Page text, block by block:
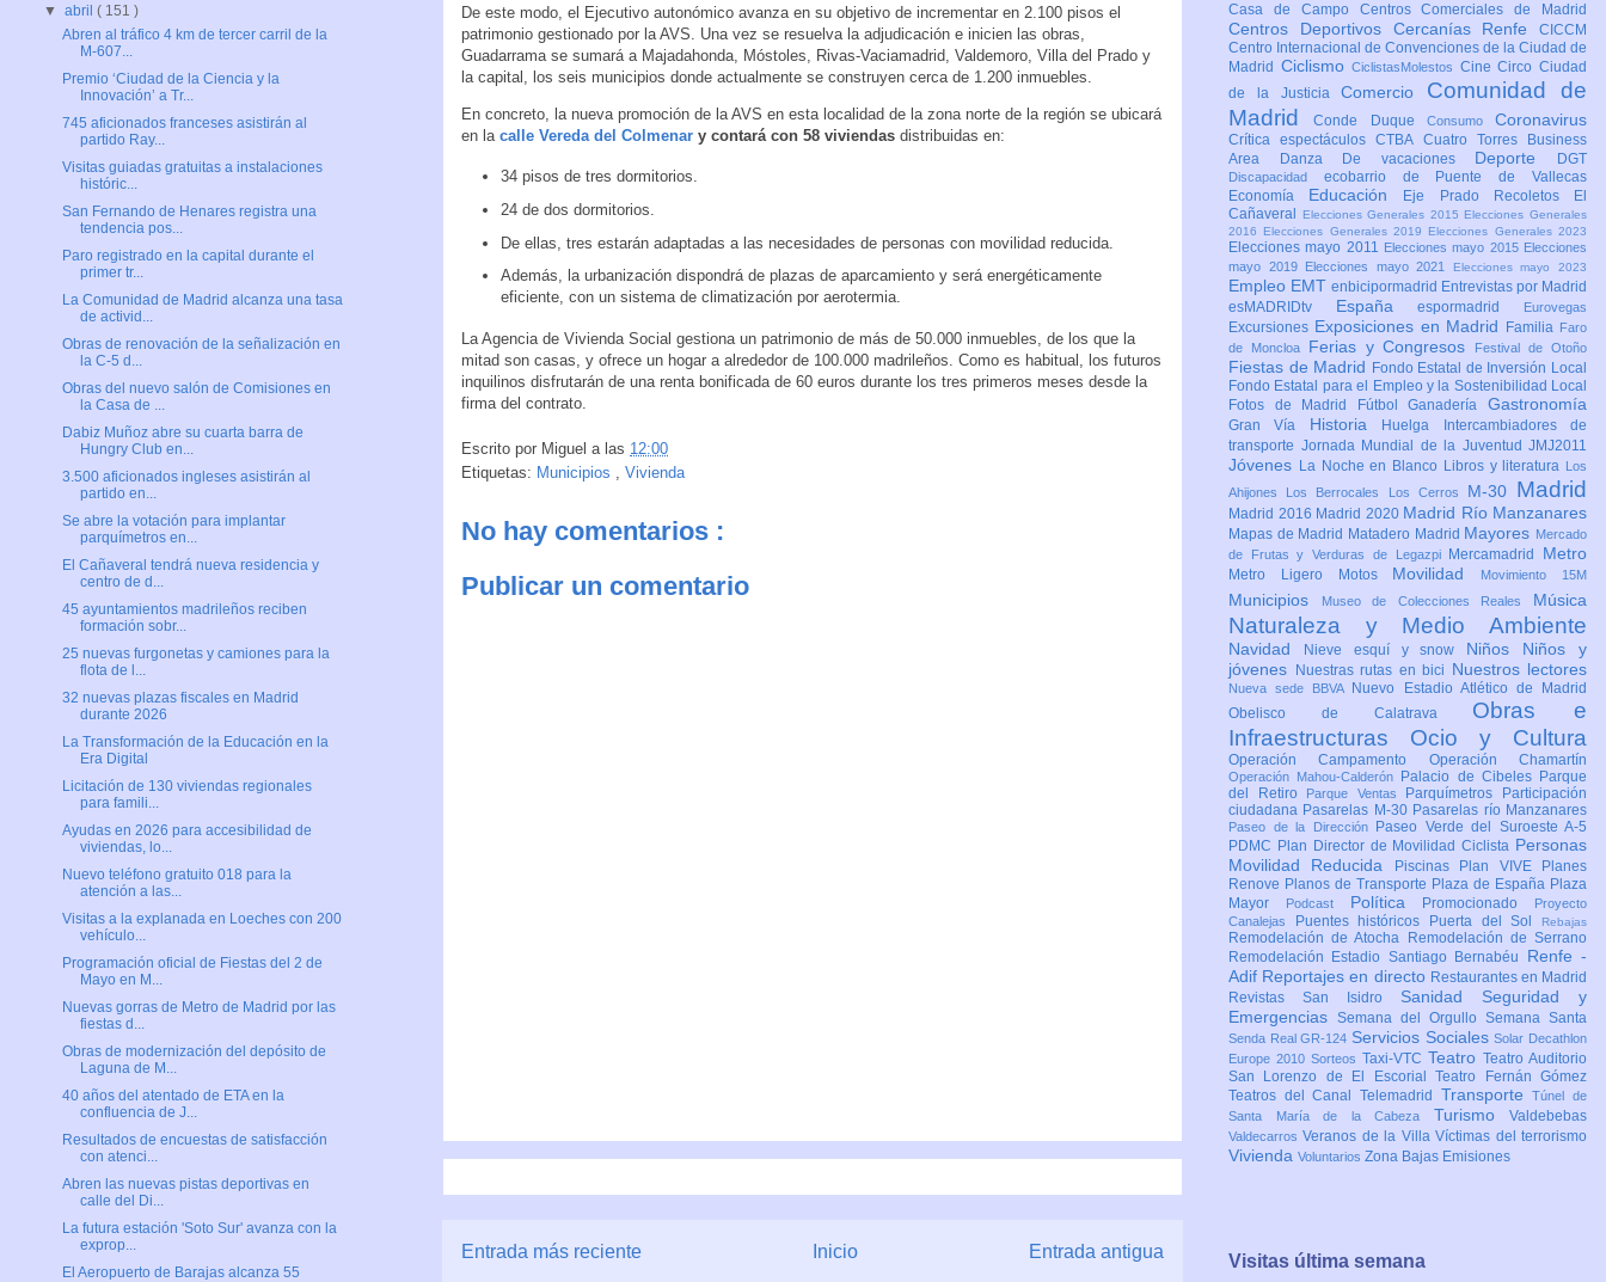
De este modo, el Ejecutivo autonómico avanza en su objetivo de incrementar en 2.100 pisos el
patrimonio gestionado por la AVS. Una vez se resuelva la adjudicación e inicien las obras,
Guadarrama se sumará a Majadahonda, Móstoles, Rivas-Vaciamadrid, Valdemoro, Villa del Prado y
la capital, los seis municipios donde actualmente se construyen cerca de 1.200 inmuebles.
En concreto, la nueva promoción de la AVS en esta localidad de la zona norte de la región se ubicará
en la calle Vereda del Colmenar y contará con 58 viviendas distribuidas en:
34 pisos de tres dormitorios.
24 de dos dormitorios.
De ellas, tres estarán adaptadas a las necesidades de personas con movilidad reducida.
Además, la urbanización dispondrá de plazas de aparcamiento y será energéticamente
eficiente, con un sistema de climatización por aerotermia.
La Agencia de Vivienda Social gestiona un patrimonio de más de 50.000 inmuebles, de los que la
mitad son casas, y ofrece un hogar a alrededor de 100.000 madrileños. Como es habitual, los futuros
inquilinos disfrutarán de una renta bonificada de 60 euros durante los tres primeros meses desde la
firma del contrato.
Escrito por Miguel a las 12:00
Etiquetas: Municipios , Vivienda
No hay comentarios :
Publicar un comentario
Entrada más reciente Entrada antigua
Inicio
▼abril( 151 )
Abren al tráfico 4 km de tercer carril de la
M-607...
Premio ‘Ciudad de la Ciencia y la
Innovación’ a Tr...
745 aficionados franceses asistirán al
partido Ray...
Visitas guiadas gratuitas a instalaciones
históric...
San Fernando de Henares registra una
tendencia pos...
Paro registrado en la capital durante el
primer tr...
La Comunidad de Madrid alcanza una tasa
de activid...
Obras de renovación de la señalización en
la C-5 d...
Obras del nuevo salón de Comisiones en
la Casa de ...
Dabiz Muñoz abre su cuarta barra de
Hungry Club en...
3.500 aficionados ingleses asistirán al
partido en...
Se abre la votación para implantar
parquímetros en...
El Cañaveral tendrá nueva residencia y
centro de d...
45 ayuntamientos madrileños reciben
formación sobr...
25 nuevas furgonetas y camiones para la
flota de l...
32 nuevas plazas fiscales en Madrid
durante 2026
La Transformación de la Educación en la
Era Digital
Licitación de 130 viviendas regionales
para famili...
Ayudas en 2026 para accesibilidad de
viviendas, lo...
Nuevo teléfono gratuito 018 para la
atención a las...
Visitas a la explanada en Loeches con 200
vehículo...
Programación oficial de Fiestas del 2 de
Mayo en M...
Nuevas gorras de Metro de Madrid por las
fiestas d...
Obras de modernización del depósito de
Laguna de M...
40 años del atentado de ETA en la
confluencia de J...
Resultados de encuestas de satisfacción
con atenci...
Abren las nuevas pistas deportivas en
calle del Di...
La futura estación 'Soto Sur' avanza con la
exprop...
El Aeropuerto de Barajas alcanza 55
Casa de Campo Centros Comerciales de Madrid
Centros Deportivos Cercanías Renfe CICCM
Centro Internacional de Convenciones de la Ciudad de
Madrid CiclismoCiclistasMolestos CineCircoCiudad
de la JusticiaComercio Comunidad de
MadridConde Duque Consumo Coronavirus
Crítica espectáculosCTBA Cuatro Torres Business
Area
Danza De vacaciones Deporte DGT
Discapacidad ecobarrio de Puente de Vallecas
Economía Educación Eje Prado Recoletos
El
Cañaveral
Elecciones Generales 2015 Elecciones Generales
2016 Elecciones Generales 2019 Elecciones Generales 2023
Elecciones mayo 2011 Elecciones mayo 2015 Elecciones
mayo 2019
Elecciones mayo 2021 Elecciones mayo 2023
Empleo EMT enbicipormadrid Entrevistas por Madrid
esMADRIDtv Españaespormadrid Eurovegas
Excursiones Exposiciones en Madrid Familia Faro
de Moncloa
Ferias y Congresos Festival de Otoño
Fiestas de Madrid Fondo Estatal de Inversión Local
Fondo Estatal para el Empleo y la Sostenibilidad Local
Fotos de Madrid
FútbolGanaderíaGastronomía
Gran Vía Historia Huelga
Intercambiadores de
transporte Jornada Mundial de la Juventud JMJ2011
Jóvenes La Noche en Blanco Libros y literatura
Los
Ahijones
Los Berrocales Los Cerros M-30 Madrid
Madrid 2016 Madrid 2020 Madrid Río Manzanares
Mapas de Madrid Matadero Madrid Mayores Mercado
de Frutas y Verduras de Legazpi
Mercamadrid Metro
Metro Ligero Motos Movilidad Movimiento 15M
Municipios Museo de Colecciones Reales Música
Naturaleza y Medio Ambiente
Navidad Nieve esquí y snow Niños Niños y
jóvenes
Nuestras rutas en bici Nuestros lectores
Nueva sede BBVA
Nuevo Estadio Atlético de Madrid
Obelisco de Calatrava Obras e
Infraestructuras Ocio y Cultura
Operación Campamento Operación Chamartín
Operación Mahou-Calderón Palacio de Cibeles Parque
del Retiro
Parque Ventas Parquímetros
Participación
ciudadana Pasarelas M-30 Pasarelas río Manzanares
Paseo de la Dirección
Paseo Verde del Suroeste A-5
PDMC Plan Director de Movilidad Ciclista Personas
Movilidad Reducida
Piscinas Plan VIVE
Planes
Renove Planos de Transporte Plaza de España Plaza
Mayor
Podcast Política Promocionado
Proyecto
Canalejas
Puentes históricos Puerta del Sol Rebajas
Remodelación de Atocha
Remodelación de Serrano
Remodelación Estadio Santiago Bernabéu Renfe -
Adif Reportajes en directo Restaurantes en Madrid
Revistas San Isidro Sanidad Seguridad y
Emergencias Semana del Orgullo Semana Santa
Senda Real GR-124 Servicios SocialesSolar Decathlon
Europe 2010 Sorteos Taxi-VTC Teatro Teatro Auditorio
San Lorenzo de El EscorialTeatro Fernán Gómez
Teatros del Canal Telemadrid TransporteTúnel de
Santa María de la Cabeza Turismo Valdebebas
ValdecarrosVeranos de la VillaVíctimas del terrorismo
Vivienda Voluntarios Zona Bajas Emisiones
Visitas última semana